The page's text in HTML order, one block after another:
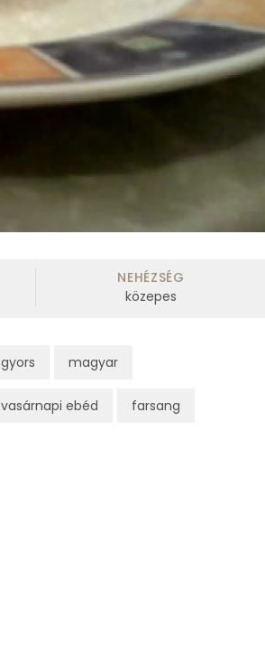
NEHÉZSÉG
közepes
gyors magyar
vasárnapi ebéd farsang